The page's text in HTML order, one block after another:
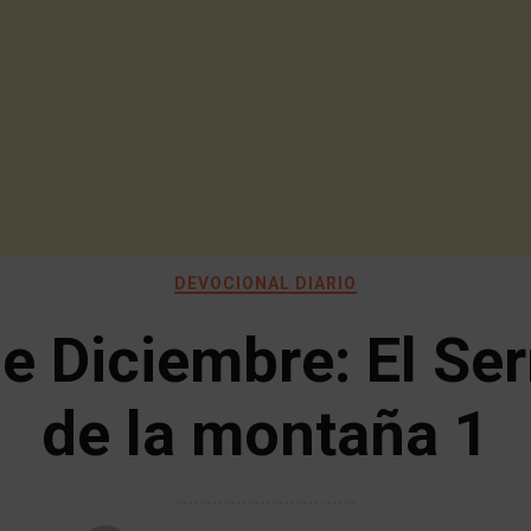
DEVOCIONAL DIARIO
Diciembre: El
de la montaña 1